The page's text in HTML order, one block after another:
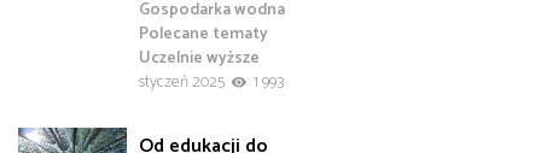
Gospodarka wodna
Polecane tematy
Uczelnie wyższe
styczeń 2025
1 993